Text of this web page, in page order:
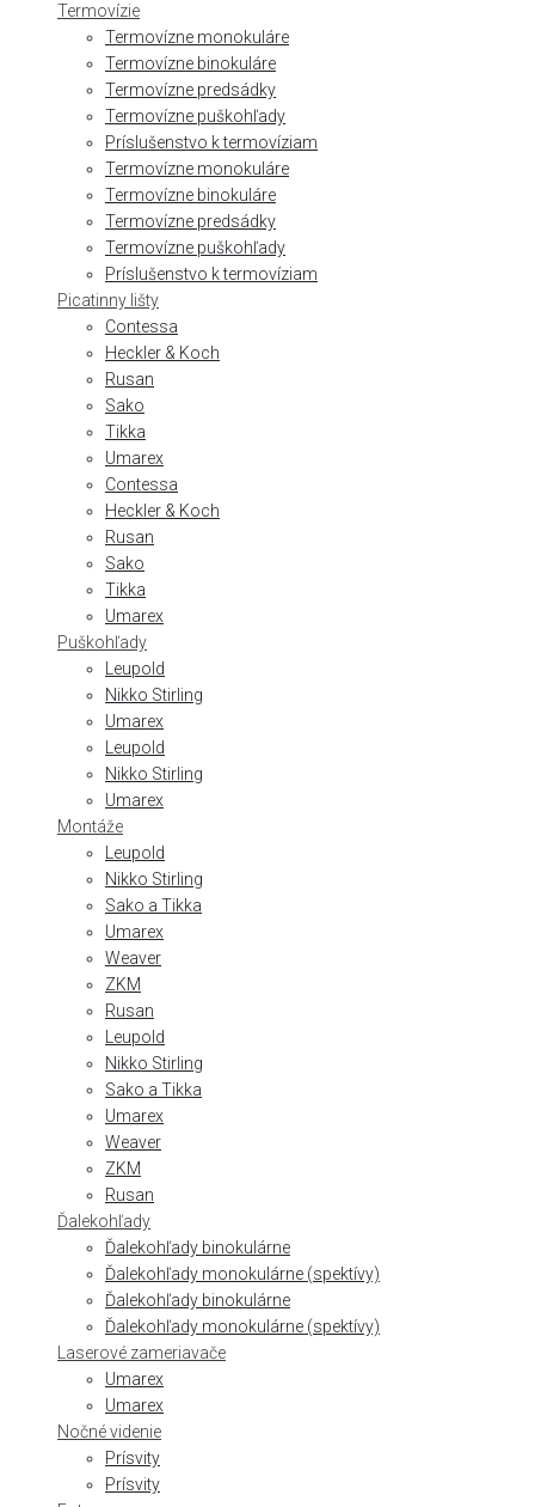
Termovízie
Termovízne monokuláre
Termovízne binokuláre
Termovízne predsádky
Termovízne puškohľady
Príslušenstvo k termovíziam
Termovízne monokuláre
Termovízne binokuláre
Termovízne predsádky
Termovízne puškohľady
Príslušenstvo k termovíziam
Picatinny lišty
Contessa
Heckler & Koch
Rusan
Sako
Tikka
Umarex
Contessa
Heckler & Koch
Rusan
Sako
Tikka
Umarex
Puškohľady
Leupold
Nikko Stirling
Umarex
Leupold
Nikko Stirling
Umarex
Montáže
Leupold
Nikko Stirling
Sako a Tikka
Umarex
Weaver
ZKM
Rusan
Leupold
Nikko Stirling
Sako a Tikka
Umarex
Weaver
ZKM
Rusan
Ďalekohľady
Ďalekohľady binokulárne
Ďalekohľady monokulárne (spektívy)
Ďalekohľady binokulárne
Ďalekohľady monokulárne (spektívy)
Laserové zameriavače
Umarex
Umarex
Nočné videnie
Prísvity
Prísvity